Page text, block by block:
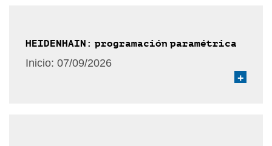
HEIDENHAIN: programación paramétrica
Inicio: 07/09/2026
+